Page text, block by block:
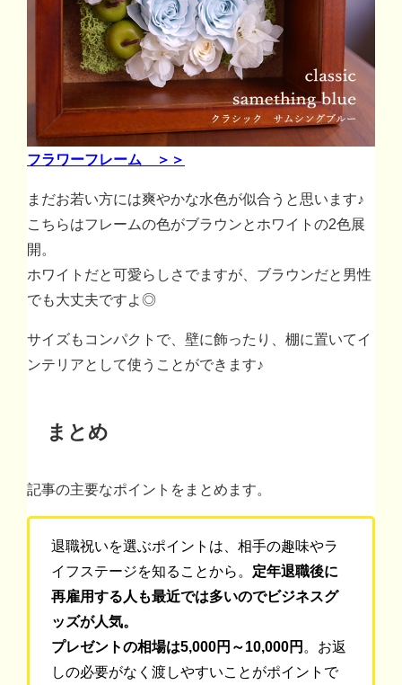
フラワーフレーム ＞＞
まだお若い方には爽やかな水色が似合うと思います♪
こちらはフレームの色がブラウンとホワイトの2色展
開。
ホワイトだと可愛らしさでますが、ブラウンだと男性
でも大丈夫ですよ◎
サイズもコンパクトで、壁に飾ったり、棚に置いてイ
ンテリアとして使うことができます♪
まとめ
記事の主要なポイントをまとめます。
退職祝いを選ぶポイントは、相手の趣味やラ
イフステージを知ることから。 定年退職後に
再雇用する人も最近では多いのでビジネスグ
ッズが人気。
プレゼントの相場は5,000円～10,000円 。お返
しの必要がなく渡しやすいことがポイントで